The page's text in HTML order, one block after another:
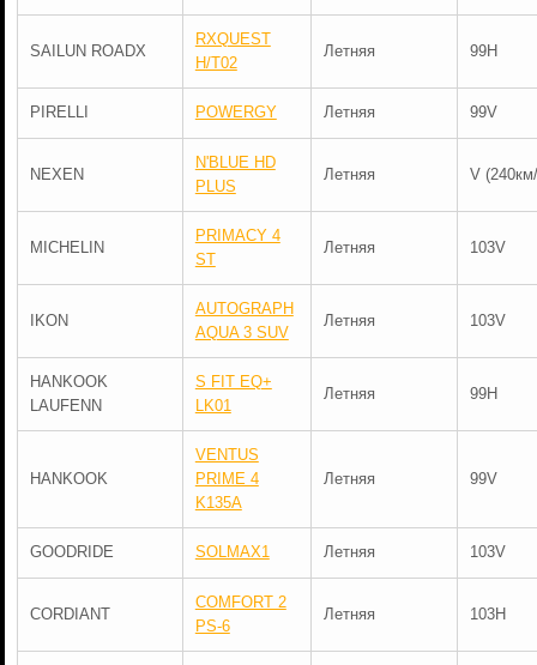
SAILUN ROADX
RXQUEST
H/T02
Летняя 99H
PIRELLI POWERGY Летняя 99V
NEXEN
N'BLUE HD
PLUS
Летняя V
MICHELIN
PRIMACY 4
ST
Летняя 103V
IKON
AUTOGRAPH
AQUA 3 SUV
Летняя 103V
HANKOOK
LAUFENN
S FIT EQ+
LK01
Летняя 99H
HANKOOK
VENTUS
PRIME 4
K135A
Летняя 99V
GOODRIDE SOLMAX1 Летняя 103V
CORDIANT
COMFORT 2
PS-6
Летняя 103H